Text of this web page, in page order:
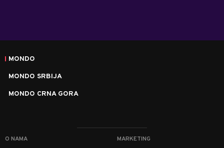
MONDO
MONDO SRBIJA
MONDO CRNA GORA
O NAMA MARKETING